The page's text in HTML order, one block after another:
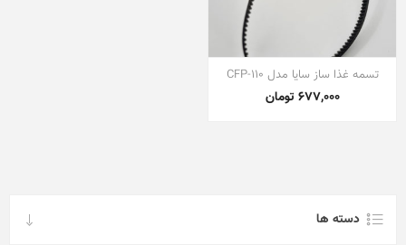
تسمه غذا ساز سایا مدل CFP-110
677,000 تومان
دسته ها